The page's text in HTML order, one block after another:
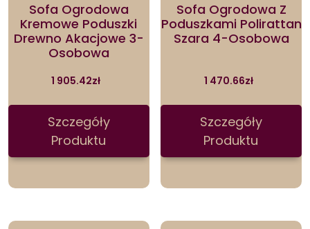
Sofa Ogrodowa
Kremowe Poduszki
Drewno Akacjowe 3-
Osobowa
1 905.42zł
Szczegóły
Produktu
Sofa Ogrodowa Z
Poduszkami Polirattan
Szara 4-Osobowa
1 470.66zł
Szczegóły
Produktu